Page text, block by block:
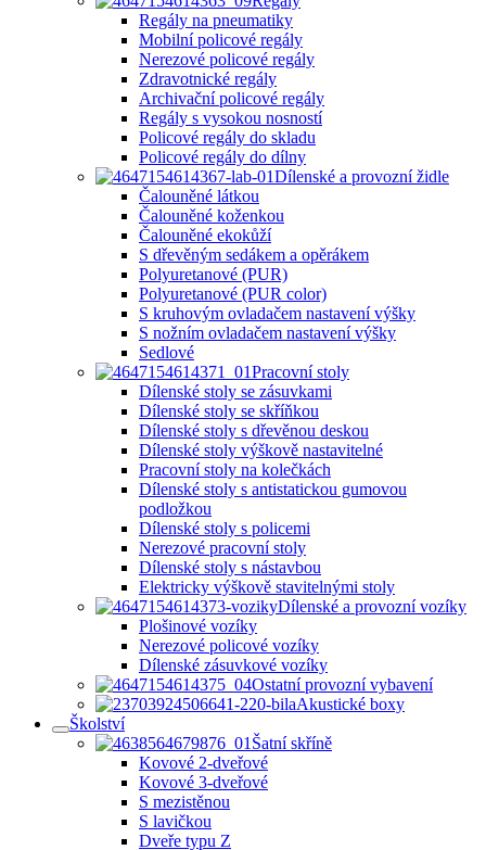
Regály na pneumatiky
Mobilní policové regály
Nerezové policové regály
Zdravotnické regály
Archivační policové regály
Regály s vysokou nosností
Policové regály do skladu
Policové regály do dílny
Dílenské a provozní židle
Čalouněné látkou
Čalouněné koženkou
Čalouněné ekokůží
S dřevěným sedákem a opěrákem
Polyuretanové (PUR)
Polyuretanové (PUR color)
S kruhovým ovladačem nastavení výšky
S nožním ovladačem nastavení výšky
Sedlové
Pracovní stoly
Dílenské stoly se zásuvkami
Dílenské stoly se skříňkou
Dílenské stoly s dřevěnou deskou
Dílenské stoly výškově nastavitelné
Pracovní stoly na kolečkách
Dílenské stoly s antistatickou gumovou
podložkou
Dílenské stoly s policemi
Nerezové pracovní stoly
Dílenské stoly s nástavbou
Elektricky výškově stavitelnými stoly
Dílenské a provozní vozíky
Plošinové vozíky
Nerezové policové vozíky
Dílenské zásuvkové vozíky
Ostatní provozní vybavení
Akustické boxy
Školství
Šatní skříně
Kovové 2-dveřové
Kovové 3-dveřové
S mezistěnou
S lavičkou
Dveře typu Z